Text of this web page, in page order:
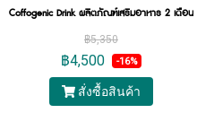
Coffogenic Drink ผลิตภัณฑ์เสริมอาหาร 2 เดือ
฿5,350
฿4,500 -16%
สั่งซื้อสินค้า